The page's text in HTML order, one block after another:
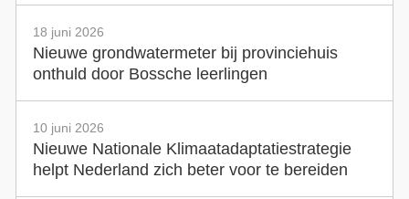
18 juni 2026
Nieuwe grondwatermeter bij provinciehuis
onthuld door Bossche leerlingen
10 juni 2026
Nieuwe Nationale Klimaatadaptatiestrategie
helpt Nederland zich beter voor te bereiden